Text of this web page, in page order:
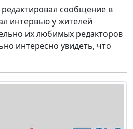
сообщение в
интервью у жителей
их любимых редакторов
интересно увидеть, что